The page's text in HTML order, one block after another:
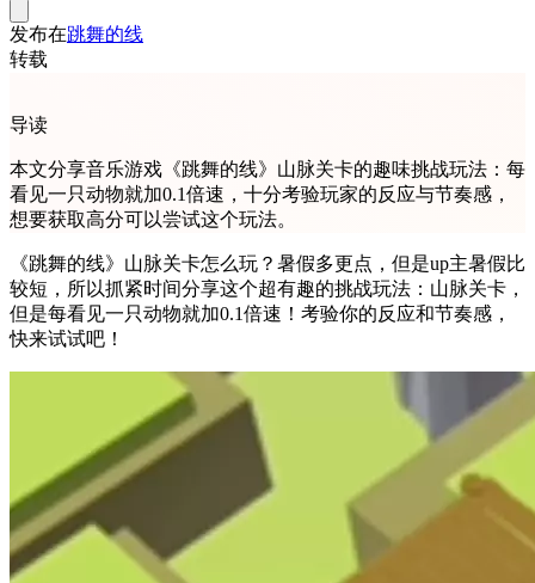
发布在跳舞的线
转载
导读
本文分享音乐游戏《跳舞的线》山脉关卡的趣味挑战玩法：每
看见一只动物就加0.1倍速，十分考验玩家的反应与节奏感，
想要获取高分可以尝试这个玩法。
《跳舞的线》山脉关卡怎么玩？暑假多更点，但是up主暑假比
较短，所以抓紧时间分享这个超有趣的挑战玩法：山脉关卡，
但是每看见一只动物就加0.1倍速！考验你的反应和节奏感，
快来试试吧！